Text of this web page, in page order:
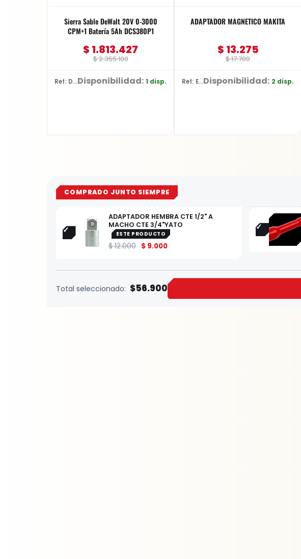
Sierra Sable DeWalt 20V 0-3000
CPM+1 Batería 5Ah DCS380P1
$2.355.100
$ 1.813.427
Ref: DCS380P1Disponibilidad: 1 disp.
ADAPTADOR MAGNETICO MAKITA
$17.700
$ 13.275
Ref: E-03442Disponibilidad: 2 disp.
COMPRADO JUNTO SIEMPRE
ADAPTADOR HEMBRA CTE 1/2" A
MACHO CTE 3/4"YATO
ESTE PRODUCTO
$12.000 $9.000
Total seleccionado: $56.900